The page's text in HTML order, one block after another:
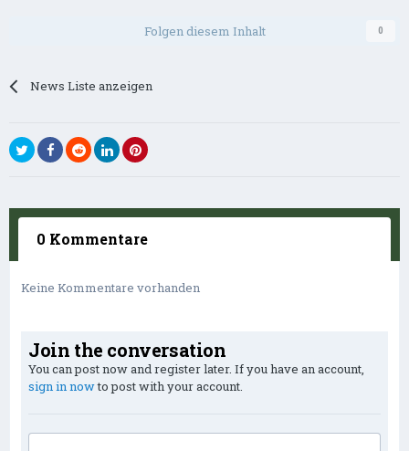
Folgen diesem Inhalt 0
News Liste anzeigen
0 Kommentare
Keine Kommentare vorhanden
Join the conversation
You can post now and register later. If you have an account,
sign in nowto post with your account.